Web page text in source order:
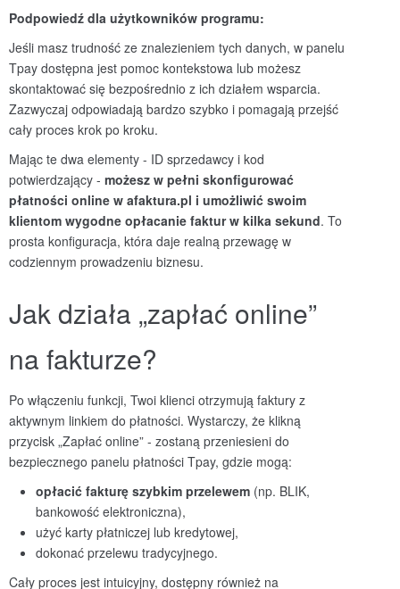
Podpowiedź dla użytkowników programu:
Jeśli masz trudność ze znalezieniem tych danych, w panelu
Tpay dostępna jest pomoc kontekstowa lub możesz
skontaktować się bezpośrednio z ich działem wsparcia.
Zazwyczaj odpowiadają bardzo szybko i pomagają przejść
cały proces krok po kroku.
Mając te dwa elementy - ID sprzedawcy i kod
potwierdzający - możesz w pełni skonfigurować
płatności online w afaktura.pl i umożliwić swoim
klientom wygodne opłacanie faktur w kilka sekund. To
prosta konfiguracja, która daje realną przewagę w
codziennym prowadzeniu biznesu.
Jak działa „zapłać online”
na fakturze?
Po włączeniu funkcji, Twoi klienci otrzymują faktury z
aktywnym linkiem do płatności. Wystarczy, że klikną
przycisk „Zapłać online” - zostaną przeniesieni do
bezpiecznego panelu płatności Tpay, gdzie mogą:
opłacić fakturę szybkim przelewem (np. BLIK,
bankowość elektroniczna),
użyć karty płatniczej lub kredytowej,
dokonać przelewu tradycyjnego.
Cały proces jest intuicyjny, dostępny również na